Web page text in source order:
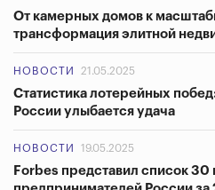
От камерных домов к
трансформация элитной
НОВОСТИ 21.05.2025
Статистика лотерейных
России улыбается удача
НОВОСТИ 19.05.2025
Forbes представил список